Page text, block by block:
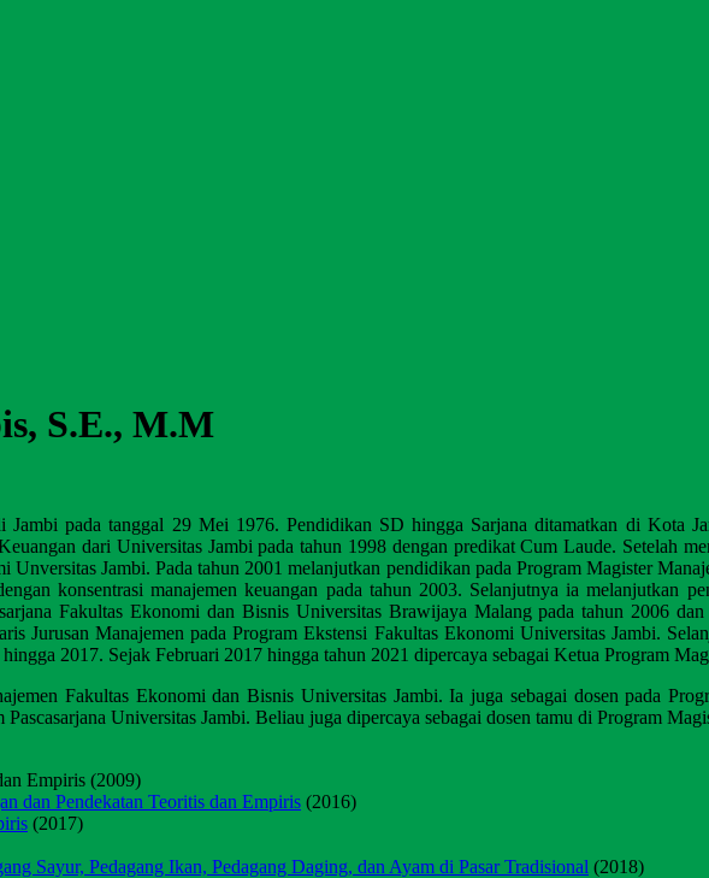
S.E., M.M
Jambi pada tanggal 29 Mei 1976. Pendidikan SD hingga Sarjana ditamatkan di Kota
dari Universitas Jambi pada tahun 1998 dengan predikat Cum Laude. Setelah
Jambi. Pada tahun 2001 melanjutkan pendidikan pada Program Magister
konsentrasi manajemen keuangan pada tahun 2003. Selanjutnya ia melanjutkan
Fakultas Ekonomi dan Bisnis Universitas Brawijaya Malang pada tahun 2006
Jurusan Manajemen pada Program Ekstensi Fakultas Ekonomi Universitas Jambi.
2017. Sejak Februari 2017 hingga tahun 2021 dipercaya sebagai Ketua Program
Fakultas Ekonomi dan Bisnis Universitas Jambi. Ia juga sebagai dosen pada
Universitas Jambi. Beliau juga dipercaya sebagai dosen tamu di Program
Empiris (2009)
dan Pendekatan Teoritis dan Empiris (2016)
(2017)
Sayur, Pedagang Ikan, Pedagang Daging, dan Ayam di Pasar Tradisional (2018)